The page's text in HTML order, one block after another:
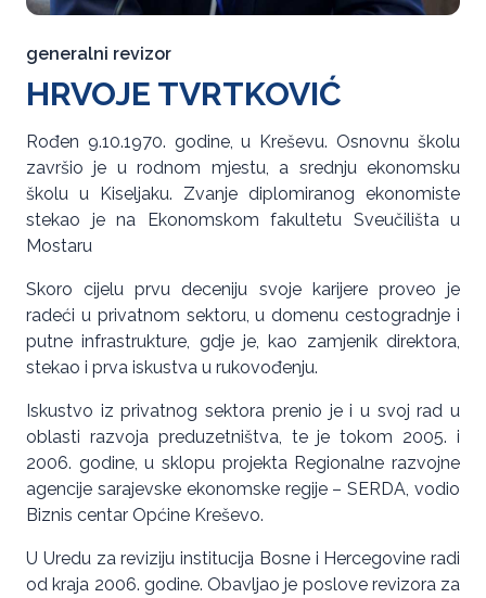
generalni revizor
HRVOJE TVRTKOVIĆ
Rođen 9.10.1970. godine, u Kreševu. Osnovnu školu
završio je u rodnom mjestu, a srednju ekonomsku
školu u Kiseljaku. Zvanje diplomiranog ekonomiste
stekao je na Ekonomskom fakultetu Sveučilišta u
Mostaru
Skoro cijelu prvu deceniju svoje karijere proveo je
radeći u privatnom sektoru, u domenu cestogradnje i
putne infrastrukture, gdje je, kao zamjenik direktora,
stekao i prva iskustva u rukovođenju.
Iskustvo iz privatnog sektora prenio je i u svoj rad u
oblasti razvoja preduzetništva, te je tokom 2005. i
2006. godine, u sklopu projekta Regionalne razvojne
agencije sarajevske ekonomske regije – SERDA, vodio
Biznis centar Općine Kreševo.
U Uredu za reviziju institucija Bosne i Hercegovine radi
od kraja 2006. godine. Obavljao je poslove revizora za